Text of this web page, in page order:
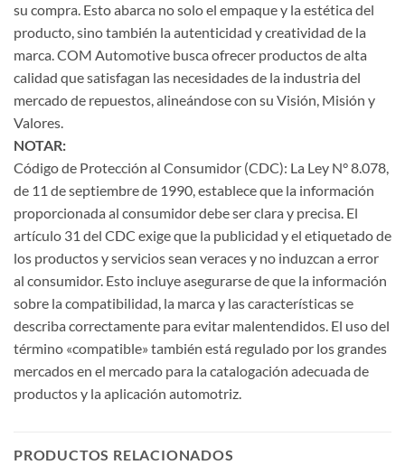
su compra. Esto abarca no solo el empaque y la estética del
producto, sino también la autenticidad y creatividad de la
marca. COM Automotive busca ofrecer productos de alta
calidad que satisfagan las necesidades de la industria del
mercado de repuestos, alineándose con su Visión, Misión y
Valores.
NOTAR:
Código de Protección al Consumidor (CDC): La Ley N° 8.078,
de 11 de septiembre de 1990, establece que la información
proporcionada al consumidor debe ser clara y precisa. El
artículo 31 del CDC exige que la publicidad y el etiquetado de
los productos y servicios sean veraces y no induzcan a error
al consumidor. Esto incluye asegurarse de que la información
sobre la compatibilidad, la marca y las características se
describa correctamente para evitar malentendidos. El uso del
término «compatible» también está regulado por los grandes
mercados en el mercado para la catalogación adecuada de
productos y la aplicación automotriz.
PRODUCTOS RELACIONADOS